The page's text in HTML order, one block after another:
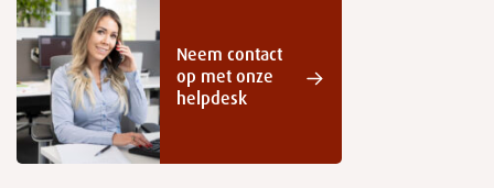
Neem contact
op met onze
helpdesk